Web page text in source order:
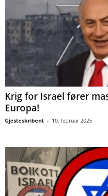
Krig for Israel fører
Europa!
Gjesteskribent - 10. februar 2025